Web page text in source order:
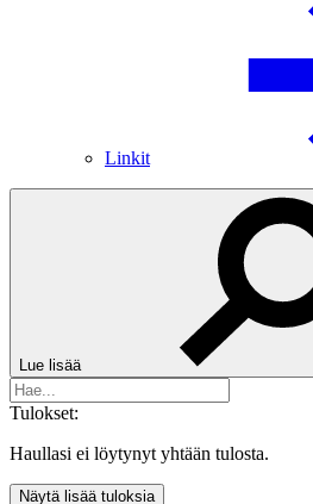
Linkit
Lue lisää
Tulokset:
Haullasi ei löytynyt yhtään tulosta.
Näytä lisää tuloksia